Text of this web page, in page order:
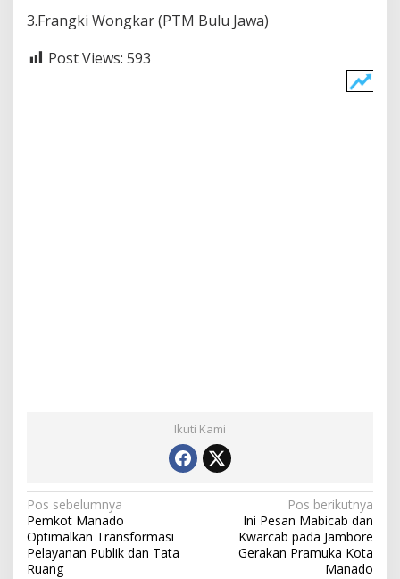
3.Frangki Wongkar (PTM Bulu Jawa)
Post Views: 593
Ikuti Kami
N
a
v
Pos sebelumnya
Pemkot Manado
Optimalkan Transformasi
Pelayanan Publik dan Tata
Ruang
Pos berikutnya
Ini Pesan Mabicab dan
Kwarcab pada Jambore
Gerakan Pramuka Kota
Manado